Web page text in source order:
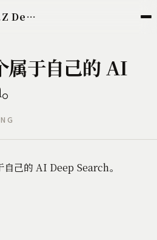
三杯过后 | Xiaowen.Z Deployed
属于自己的 AI